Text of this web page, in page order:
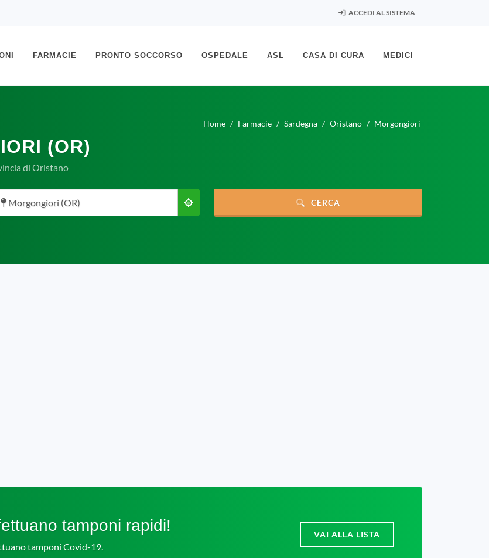
ACCEDI AL SISTEMA
FARMACIE PRONTO SOCCORSO OSPEDALE ASL CASA DI CURA MEDICI
Home Farmacie Sardegna Oristano Morgongiori
(OR)
di Oristano
Morgongiori (OR) CERCA
tamponi rapidi!
tamponi Covid-19.
VAI ALLA LISTA